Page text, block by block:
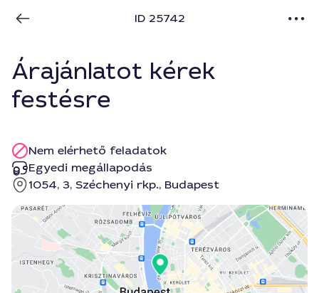
ID 25742
Árajánlatot kérek
festésre
Nem elérhető feladatok
Egyedi megállapodás
1054, 3, Széchenyi rkp., Budapest